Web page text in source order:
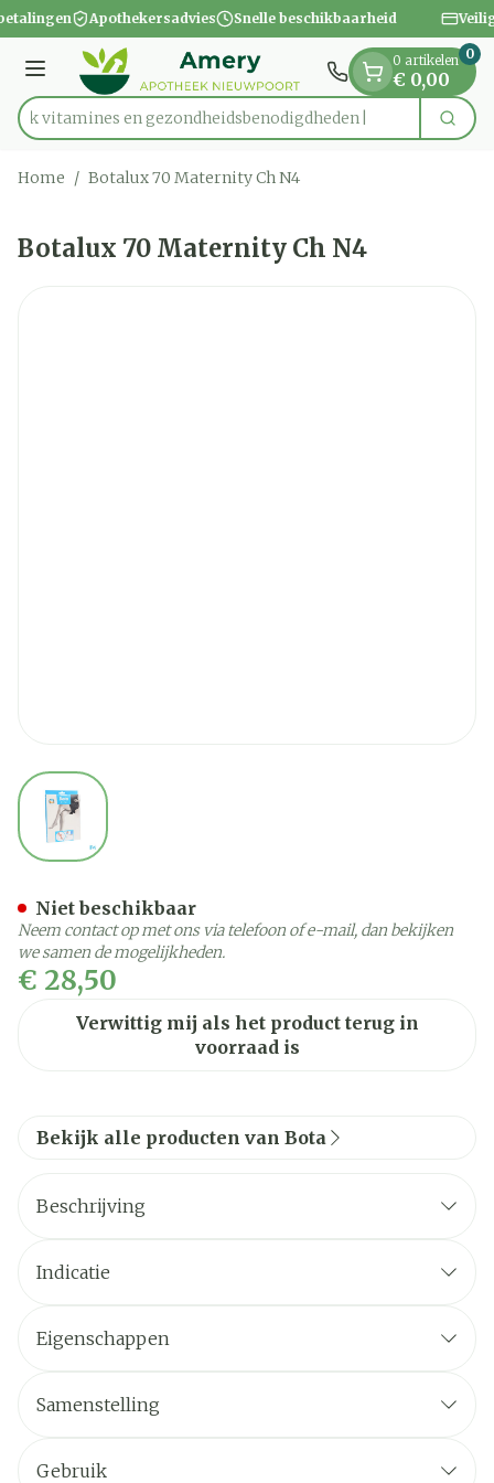
Ga naar de inhoud
1 van 1Apothekersadvies Snelle beschikbaarheid
Menu
Product, merk, categorie...
Ontdek vitamines en gezondheidsbenodigdh Zoek
0 artikelen
€ 0,00
0
Home / Botalux 70 Maternity Ch N4
Botalux 70 Maternity Ch N4
View larger image
€ 28,50
Verwittig mij als het product terug in
voorraad is
Niet beschikbaar
Neem contact op met ons via telefoon of e-mail, dan bekijken
we samen de mogelijkheden.
Bekijk alle producten van Bota
Beschrijving
Indicatie
Eigenschappen
Ze benaderen sterk een FIJNE STADSKOUS.
steun.
Samenstelling
Gebruik